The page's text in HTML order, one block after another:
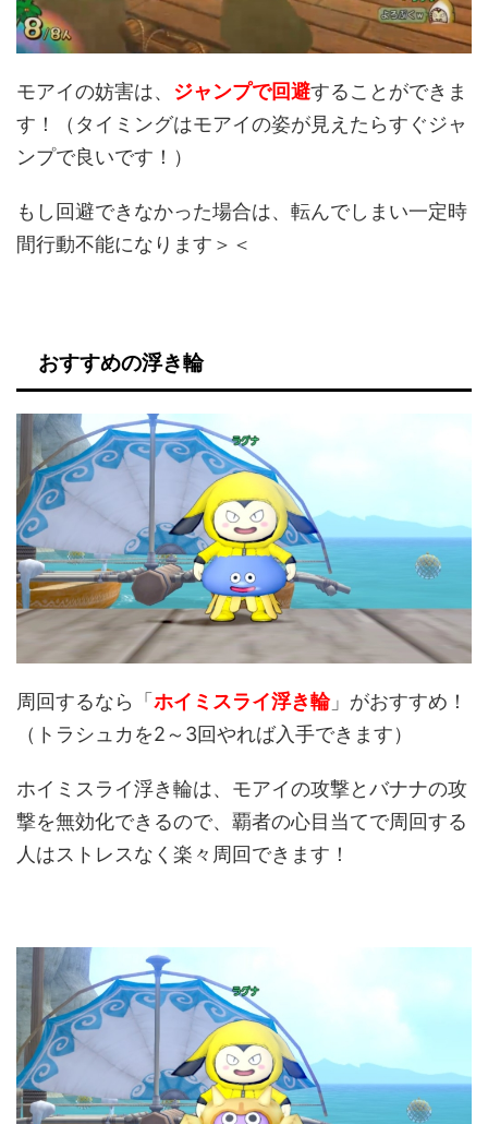
モアイの妨害は、 ジャンプで回避することができま
す！（タイミングはモアイの姿が見えたらすぐジャ
ンプで良いです！）
もし回避できなかった場合は、転んでしまい一定時
間行動不能になります＞＜
おすすめの浮き輪
周回するなら「ホイミスライ浮き輪」がおすすめ！
（トラシュカを2～3回やれば入手できます）
ホイミスライ浮き輪は、モアイの攻撃とバナナの攻
撃を無効化できるので、覇者の心目当てで周回する
人はストレスなく楽々周回できます！